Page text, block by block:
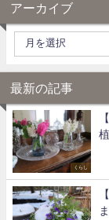
アーカイブ
最新の記事
くらし